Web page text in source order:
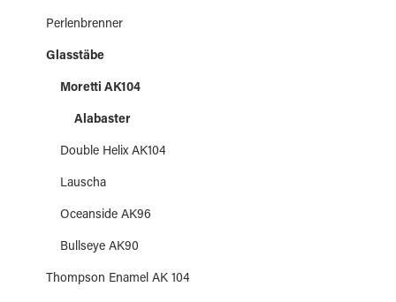
Perlenbrenner
Glasstäbe
Moretti AK104
Alabaster
Double Helix AK104
Lauscha
Oceanside AK96
Bullseye AK90
Thompson Enamel AK 104